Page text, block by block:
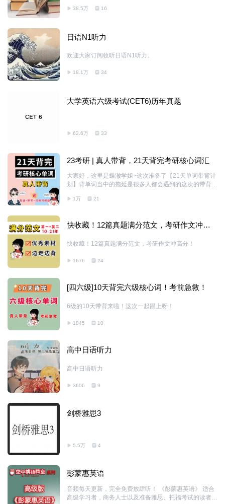
38.5万 16
日语N1听力
欢迎大家订阅收听日语N1听力。
18.1万 34
大学英语六级考试(CET6)历年真题
62.6万 33
23考研 | 真人带背，21天背完考研核心词汇
大家好，这里是蝶澈学姐~这次准备了【21天单词带背计
划】背单词当中的拖延是很多人都会遇到的这次的带背计
概6分钟，建议早中晚各看一遍~这次的带背新增了中文
1万 21
快收藏！12篇真题满分范文，考研作文冲高
快收藏！12篇真题满分范文，考研作文冲高分！
1676 24
[四六级]10天背完六级核心词！考前急救！
6级的10天带背来啦！这次一起跟上呀！
1845 10
高中日语听力
高中日语听力
3606 9
剑桥雅思3
5.5万 4
彭蒙惠英语
音频每天更新，完全免费放肆听！ 《彭蒙惠英语》 适合
高级学习者，商务人士以及准备雅思、托福考试的读者均